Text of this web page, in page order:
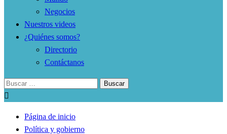
Negocios
Nuestros videos
¿Quiénes somos?
Directorio
Contáctanos
Buscar:
Página de inicio
Política y gobierno